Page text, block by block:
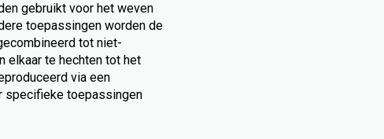
gebruikt voor het weven
toepassingen worden de
tot niet-
elkaar te hechten tot het
via een
specifieke toepassingen